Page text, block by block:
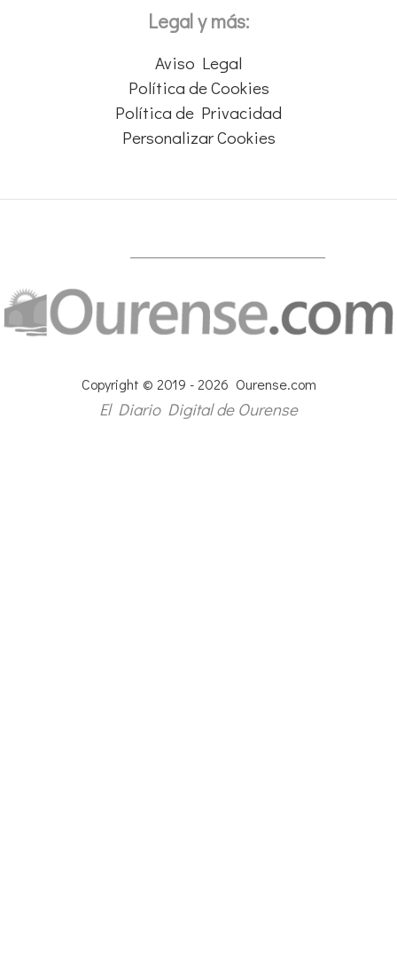
Legal y más:
Aviso Legal
Política de Cookies
Política de Privacidad
Personalizar Cookies
Copyright © 2019 - 2026 Ourense.com
El Diario Digital de Ourense